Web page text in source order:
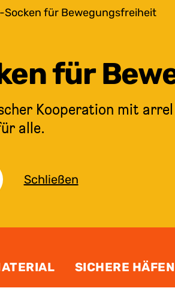
Socken für Bewegungsfreiheit
für
Kooperation mit
alle.
Schließen
SICHERE HÄFEN